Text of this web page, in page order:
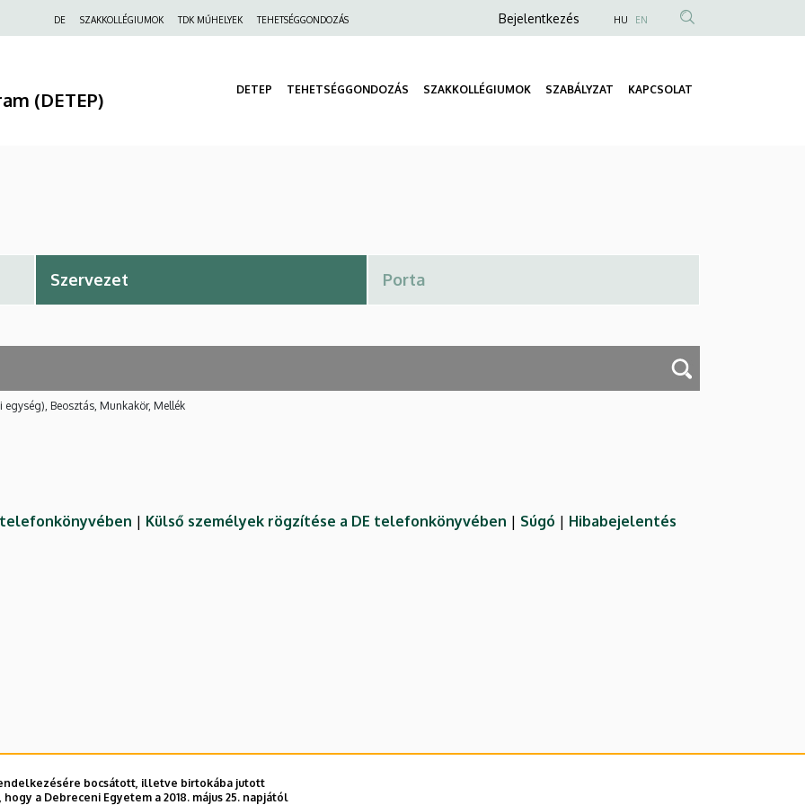
Felső
DE SZAKKOLLÉGIUMOK TDK MŰHELYEK TEHETSÉGGONDOZÁS
Anonim
menüje
Bejelentkezés HU EN
(DETEP) DETEP TEHETSÉGGONDOZÁS SZAKKOLLÉGIUMOK SZABÁLYZAT KAPCSOLAT
egység), Beosztás, Munkakör, Mellék
| Külső személyek rögzítése a DE telefonkönyvében | Súgó | Hibabejelentés
bocsátott, illetve birtokába jutott
a Debreceni Egyetem a 2018. május 25. napjától